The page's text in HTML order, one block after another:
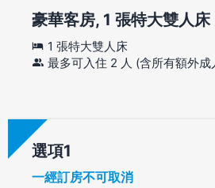
豪華客房, 1 張特大雙人床
1 張特大雙人床
最多可入住 2 人 (含所有額外成
選項
一經訂房不可取消